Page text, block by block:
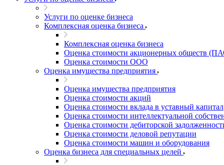
Услуги по оценке бизнеса
Комплексная оценка бизнеса
Комплексная оценка бизнеса
Оценка стоимости акционерных обществ
Оценка стоимости ООО
Оценка имущества предприятия
Оценка имущества предприятия
Оценка стоимости акций
Оценка стоимости вклада в уставный капитал
Оценка стоимости интеллектуальной
Оценка стоимости дебиторской
Оценка стоимости деловой репутации
Оценка стоимости машин и оборудования
Оценка бизнеса для специальных целей
Березники
Бийск
Биробиджан
Бирск
Благовещенск
Благодарный
Богородицк
Боготол
Большой Камень
Бор